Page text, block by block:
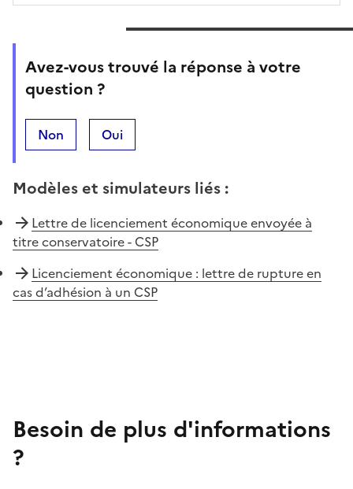
Avez-vous trouvé la réponse à votre
question ?
Non Oui
Modèles et simulateurs liés :
Lettre de licenciement économique envoyée à
titre conservatoire - CSP
Licenciement économique : lettre de rupture en
cas d’adhésion à un CSP
Besoin de plus d'informations
?